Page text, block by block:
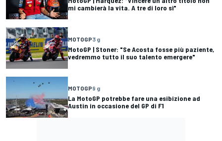
mi cambierà la vita. A tre di loro sì"
MOTOGP3 g
MotoGP | Stoner: "Se Acosta fosse più paziente,
vedremmo tutto il suo talento emergere"
MOTOGP9 g
La MotoGP potrebbe fare una esibizione ad
Austin in occasione del GP di F1